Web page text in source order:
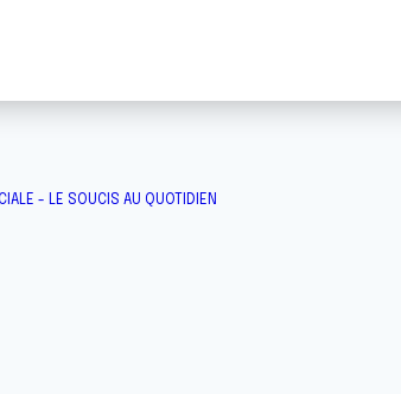
- LE SOUCIS AU QUOTIDIEN